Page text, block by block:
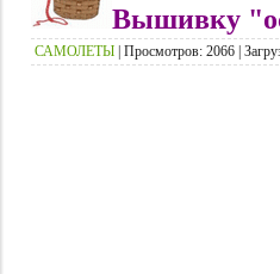
Вышивку
САМОЛЕТЫ | Просмотров: 2066 |